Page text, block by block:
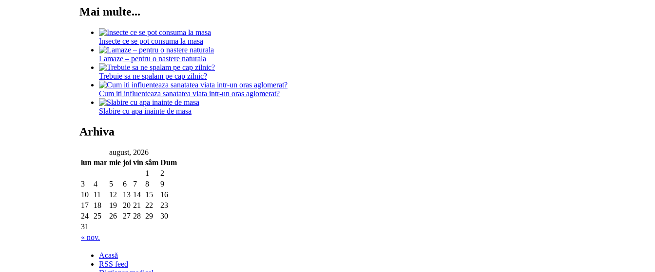
Mai multe...
Insecte ce se pot consuma la masa
Lamaze – pentru o nastere naturala
Trebuie sa ne spalam pe cap zilnic?
Cum iti influenteaza sanatatea viata intr-un oras aglomerat?
Slabire cu apa inainte de masa
Arhiva
august, 2026
lun mar mie joi vin sâm Dum
« nov.
1
2
3
4 5 6 7 8
9
10
11 12 13 14 15
16
17
18 19 20 21 22
23
24
25 26 27 28 29
30
31
Acasă
RSS feed